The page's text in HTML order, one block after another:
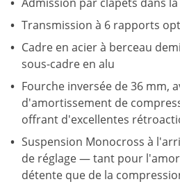
Admission par clapets dans
Transmission à 6 rapports
Cadre en acier à berceau
sous-cadre en alu
Fourche inversée de 36 mm,
d'amortissement de
offrant d'excellentes
Suspension Monocross à
de réglage — tant pour
détente que de la